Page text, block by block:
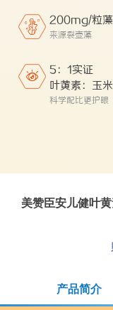
200mg/粒
来源裂壶藻
5：1实证
叶黄素：玉
科学配比更护眼
美赞臣安儿健叶
产品简介